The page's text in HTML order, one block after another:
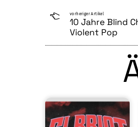
vorheriger Artikel
10 Jahre Blind
Violent Pop